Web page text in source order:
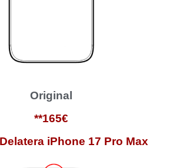
Original
**165€
iPhone 17 Pro Max